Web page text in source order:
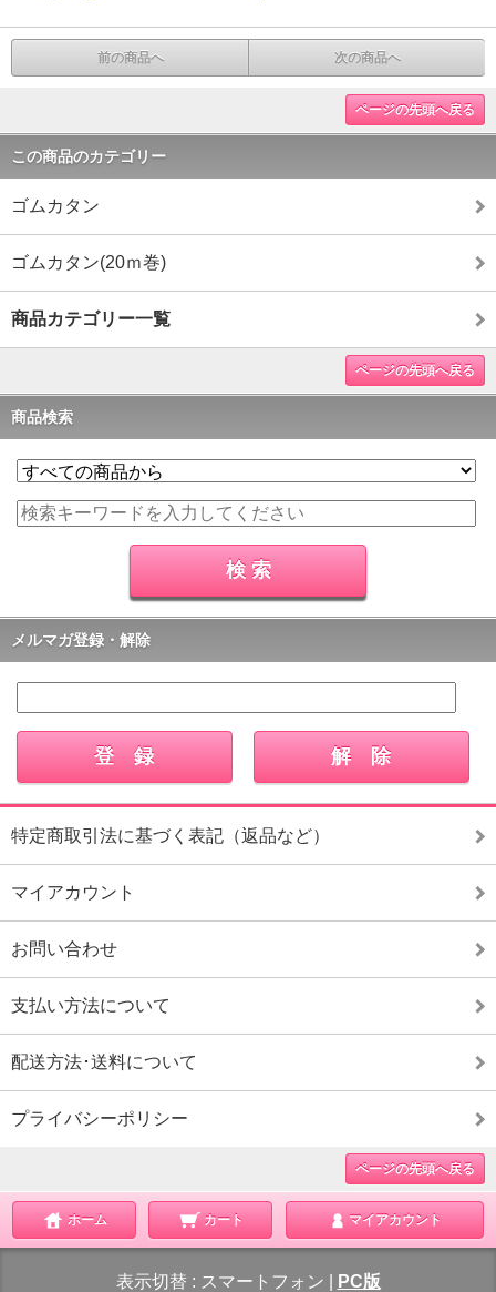
前の商品へ 次の商品へ
ページの先頭へ戻る
この商品のカテゴリー
ゴムカタン
ゴムカタン(20ｍ巻)
商品カテゴリー一覧
ページの先頭へ戻る
商品検索
メルマガ登録・解除
特定商取引法に基づく表記（返品など）
マイアカウント
お問い合わせ
支払い方法について
配送方法･送料について
プライバシーポリシー
ページの先頭へ戻る
ホーム カート マイアカウント
表示切替 : スマートフォン PC版